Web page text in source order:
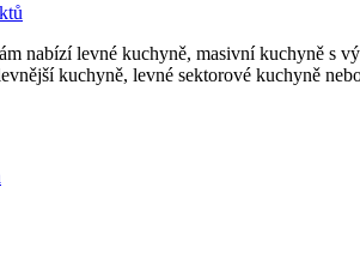
nabízí levné kuchyně, masivní kuchyně s
kuchyně, levné sektorové kuchyně